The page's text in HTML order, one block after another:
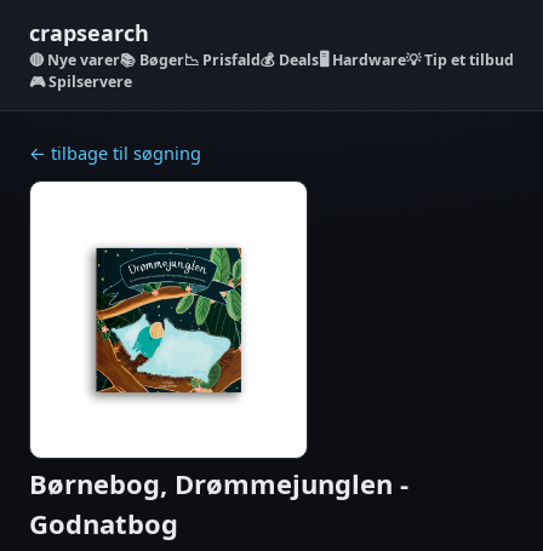
crapsearch
Nye varer📚 Bøger📉 Prisfald💰 Deals🖥️ Hardware💡 Tip et tilbud
🎮 Spilservere
← tilbage til søgning
Børnebog, Drømmejunglen -
Godnatbog